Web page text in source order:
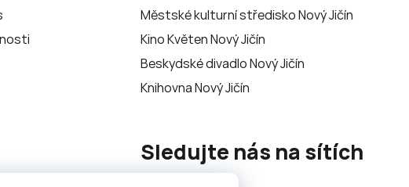
Městské kulturní středisko Nový Jičín
Kino Květen Nový Jičín
Beskydské divadlo Nový Jičín
Knihovna Nový Jičín
Sledujte nás na sítích